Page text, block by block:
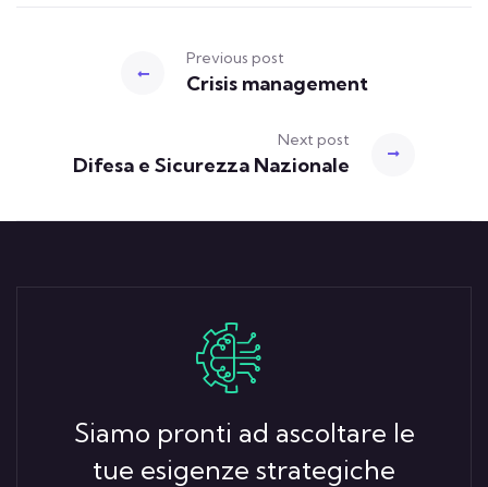
Previous post
Crisis management
Next post
Difesa e Sicurezza Nazionale
Siamo pronti ad ascoltare le
tue esigenze strategiche